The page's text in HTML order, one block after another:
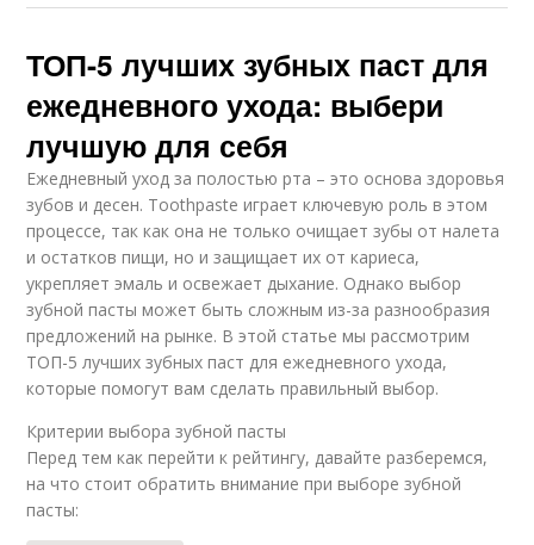
ТОП-5 лучших зубных паст для
ежедневного ухода: выбери
лучшую для себя
Ежедневный уход за полостью рта – это основа здоровья
зубов и десен. Toothpaste играет ключевую роль в этом
процессе, так как она не только очищает зубы от налета
и остатков пищи, но и защищает их от кариеса,
укрепляет эмаль и освежает дыхание. Однако выбор
зубной пасты может быть сложным из-за разнообразия
предложений на рынке. В этой статье мы рассмотрим
ТОП-5 лучших зубных паст для ежедневного ухода,
которые помогут вам сделать правильный выбор.
Критерии выбора зубной пасты
Перед тем как перейти к рейтингу, давайте разберемся,
на что стоит обратить внимание при выборе зубной
пасты: